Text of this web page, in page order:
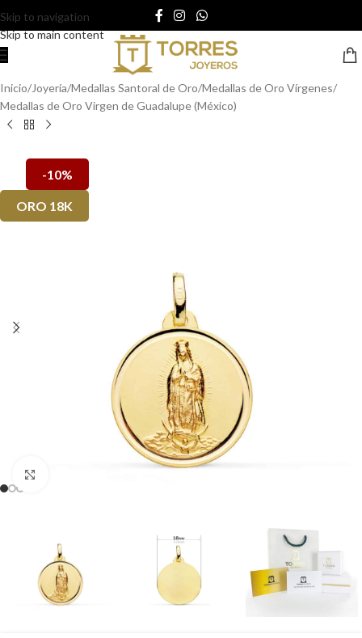
Skip to navigation
Skip to main content
Inicio/Joyería/Medallas Santoral de Oro/Medallas de Oro Vírgenes/
Medallas de Oro Virgen de Guadalupe (México)
-10%
ORO 18K